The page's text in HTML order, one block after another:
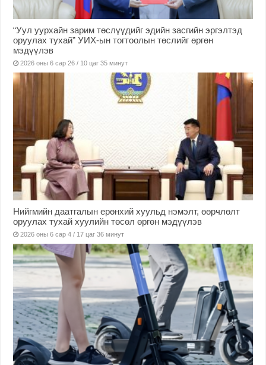
“Уул уурхайн зарим төслүүдийг эдийн засгийн эргэлтэд
оруулах тухай” УИХ-ын тогтоолын төслийг өргөн
мэдүүлэв
2026 оны 6 сар 26 / 10 цаг 35 минут
Нийгмийн даатгалын ерөнхий хуульд нэмэлт, өөрчлөлт
оруулах тухай хуулийн төсөл өргөн мэдүүлэв
2026 оны 6 сар 4 / 17 цаг 36 минут